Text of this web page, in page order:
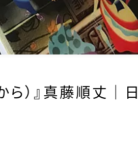
ら）』真藤順丈｜日